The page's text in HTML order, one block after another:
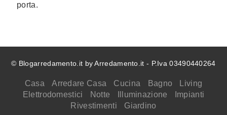
porta.
© Blogarredamento.it by Arredamento.it - P.Iva 03490440264
Casa Arredare Casa Cucina Bagno
Living
Elettrodomestici
Notte Illuminazione
Impianti
Rivestimenti
Giardino